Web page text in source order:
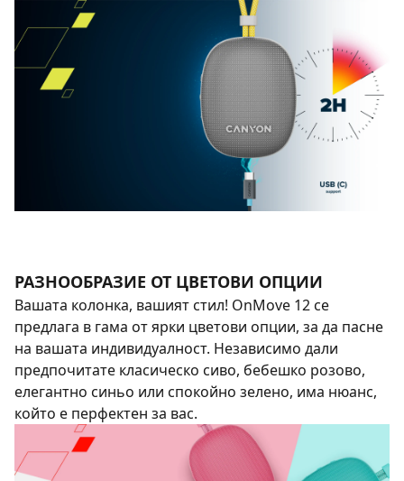
РАЗНООБРАЗИЕ ОТ ЦВЕТОВИ ОПЦИИ
Вашата колонка, вашият стил! OnMove 12 се
предлага в гама от ярки цветови опции, за да пасне
на вашата индивидуалност. Независимо дали
предпочитате класическо сиво, бебешко розово,
елегантно синьо или спокойно зелено, има нюанс,
който е перфектен за вас.